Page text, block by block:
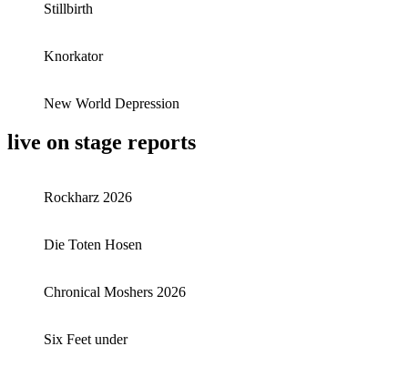
Stillbirth
Knorkator
New World Depression
live on stage reports
Rockharz 2026
Die Toten Hosen
Chronical Moshers 2026
Six Feet under